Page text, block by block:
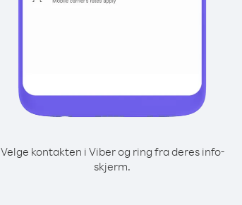
Velge kontakten i Viber og ring fra deres info-
skjerm.